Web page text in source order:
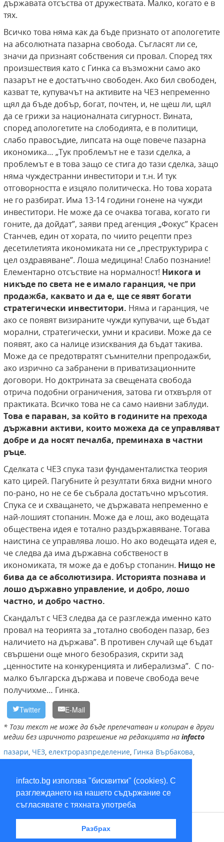
infacto.bg използва "бисквитки" (cookies). С
разглеждането на нашето съдържание се
съгласявате с тяхната употреба
Разбрах
държавата отсъства от дружествата. Малко, когато е в
тях.
Всичко това няма как да бъде признато от апологетите
на абсолютната пазарна свобода. Съгласят ли се,
значи да признаят собствения си провал. Според тях
произшествия като с Гинка са възможни само ако
пазарът не е достатъчно свободен. Ако бил свободен,
казват те, купувачът на активите на ЧЕЗ непременно
щял да бъде добър, богат, почтен, и, не щеш ли, щял
да се грижи за националната сигурност. Вината,
според апологетите на слободията, е в политици,
слабо правосъдие, липсата на още повече пазарна
икономика… „Тук проблемът не е тази сделка, а
проблемът е в това защо се стига до тази сделка, защо
няма чуждестранни инвеститори и т.н. И тук
отговорността е изцяло политическа. Но това хората
не го разбират. Има 13-14 години гонене на чужди
инвеститори. Не може да се очаква тогава, когато ги
гоните, да дойдат”, заяви пред агенция „Фокус” Красен
Станчев, един от хората, по чиито рецепти през
десетилетията икономиката ни се „преструктурира с
цел оздравяване”. Лоша медицина! Слабо познание!
Елементарно отсъствие на нормалност! Никога и
никъде по света не е имало гаранция, че при
продажба, каквато и да е, ще се явят богати
стратегически инвеститори. Няма и гаранция, че
ако се появят визираните чужди купувачи, ще бъдат
морални, стратегически, умни и красиви. Може да се
появят, ако са налице изисквания да бъдат такива.
Може да се предотвратят съмнителни препродажби,
ако изрично са забранени в приватизационните
договори. Но доктрината за свещената свобода
отрича подобни ограничения, затова ги отхвърля от
практиката. Всичко това не са само наивни заблуди.
Това е параван, за който в годините на прехода
държавни активи, които можеха да се управляват
добре и да носят печалба, преминаха в частни
ръце.
Сделката с ЧЕЗ спука тази фундаменталистка теория
като цирей. Пагубните ѝ резултати бяха видни много
по-рано, но не се бе събрала достатъчно мръсотия.
Спука се и схващането, че държавата непременно е
най-лошият стопанин. Може да е лош, ако водещата
обществена идея е тотално раздържавяване. Тогава
наистина се управлява лошо. Но ако водещата идея е,
че следва да има държавна собственост в
икономиката, тя може да е добър стопанин. Нищо не
бива да се абсолютизира. Историята познава и
лошо държавно управление, и добро, лошо
частно, и добро частно.
Скандалът с ЧЕЗ следва да се разглежда именно като
провал на теорията за „тотално свободен пазар, без
наличието на държава”. В противен случай ще бъдат
свършени още много безобразия, скрити зад
„ценностите на конкуренцията и либерализма”. С по-
малко българска държава и повече свобода вече
получихме… Гинка.
Twitter E-Mail
* Този текст не може да бъде препечатван и копиран в други
медии без изричното разрешение на редакцията на infacto
пазари, ЧЕЗ, електроразпределение, Гинка Върбакова,
Булгартабак,Пирин,концесия
RSS